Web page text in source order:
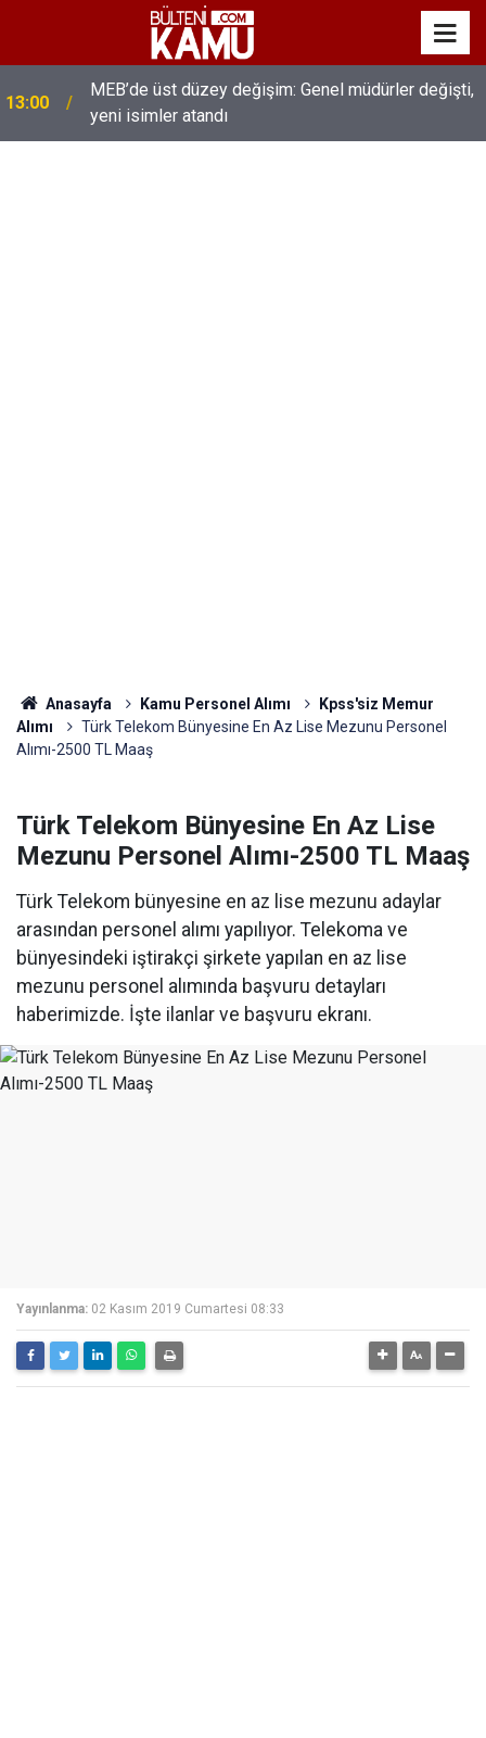
13:00
MEB’de üst düzey değişim: Genel müdürler değişti,
yeni isimler atandı
Anasayfa Kamu Personel Alımı
Kpss'siz Memur
Alımı
Türk Telekom Bünyesine En Az Lise Mezunu Personel
Alımı-2500 TL Maaş
Türk Telekom Bünyesine En Az Lise
Mezunu Personel Alımı-2500 TL Maaş
Türk Telekom bünyesine en az lise mezunu adaylar
arasından personel alımı yapılıyor. Telekoma ve
bünyesindeki iştirakçi şirkete yapılan en az lise
mezunu personel alımında başvuru detayları
haberimizde. İşte ilanlar ve başvuru ekranı.
Yayınlanma: 02 Kasım 2019 Cumartesi 08:33